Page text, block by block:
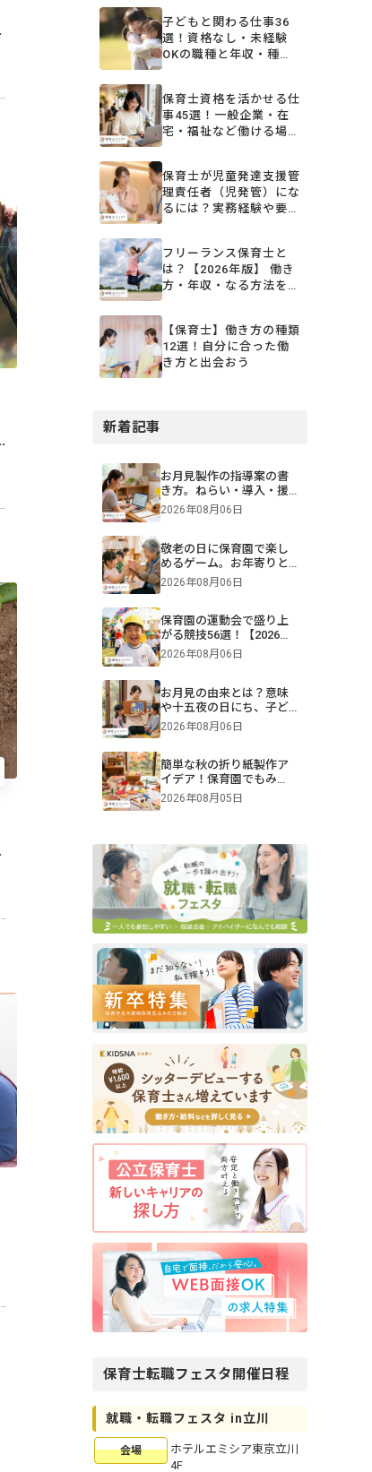
子どもと関わる仕事36
選！資格なし・未経験
OKの職種と年収・種類
保育士資格を活かせる仕
事45選！一般企業・在
宅・福祉など働ける場所
保育士が児童発達支援管
理責任者（児発管）にな
るには？実務経験や要
フリーランス保育士と
は？【2026年版】 働き
方・年収・なる方法を解
【保育士】働き方の種類
12選！自分に合った働
き方と出会おう
新着記事
お月見製作の指導案の書
き方。ねらい・導入・援
助を年齢別に解説【保
2026年08月06日
敬老の日に保育園で楽し
めるゲーム。お年寄りと
交流できる遊びや伝承遊
2026年08月06日
保育園の運動会で盛り上
がる競技56選！【2026年
版】0・1・2・3・4・5歳
2026年08月06日
お月見の由来とは？意味
や十五夜の日にち、子ど
もへの伝え方【2026年最
2026年08月06日
簡単な秋の折り紙製作ア
イデア！保育園でもみ
じ・きのこ・トンボを作
2026年08月05日
保育士転職フェスタ開催日程
就職・転職フェスタ in立川
会場
ホテルエミシア東京立川
4F